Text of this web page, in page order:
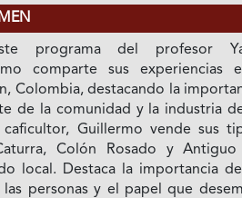
programa del profesor
comparte sus experiencias
Colombia, destacando la
de la comunidad y la industria
caficultor, Guillermo vende sus
Colón Rosado y
local. Destaca la importancia
las personas y el papel que